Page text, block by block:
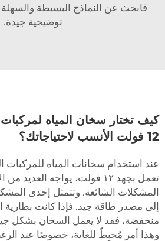
فابحث عن النماذج البسيطة والسهلة
توضيحية جيدة.
12 فولت الأنسب لاحتياجاتك؟
تعمل بجهد ١٢ فولت، يواجه
المشكلات الشائعة. وتتمثل إحدى
إلى مصدر طاقة جيد. فإذا كانت بطارية
منخفضة، فقد لا يعمل السخان بشكل جيد
وهذا أمر مُحبِطٌ للغاية، خصوصًا عند